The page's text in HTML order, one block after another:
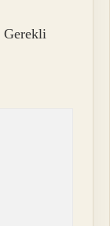
Gerekli